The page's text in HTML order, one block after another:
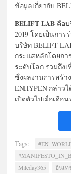
ข้อมูลเกี่ยวกับ
BELIFT LAB คือ
2019 โดยเป็นการ
บริษัท BELIFT
กระแสหลักโดยก
ระดับโลก รวมถึง
ซึ่งผลงานการสร้า
ENHYPEN กล่าว
เปิดตัวไปเมื่อเดือ
Tags:
Mileday365
อินเท